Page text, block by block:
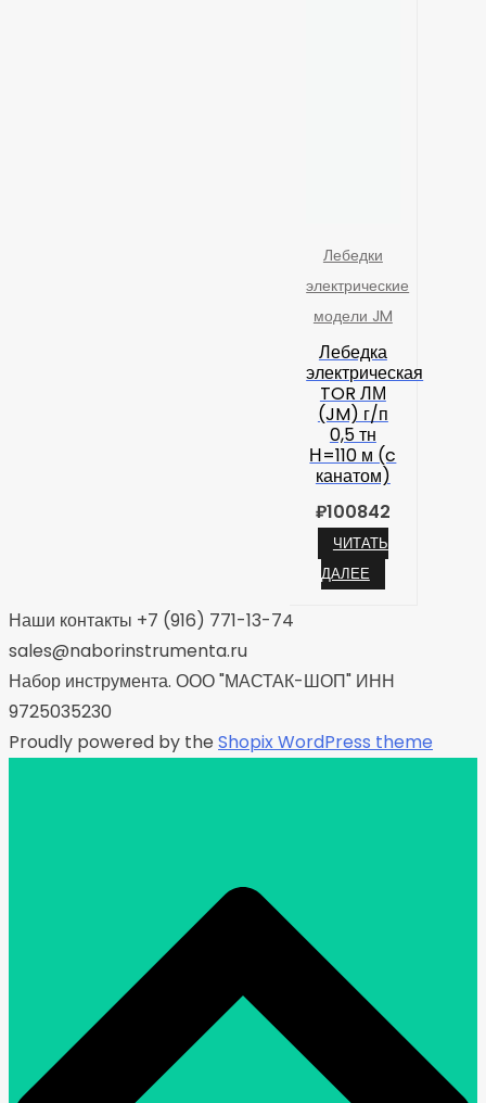
Лебедки
электрические
модели JM
Лебедка
электрическая
TOR ЛМ
(JM) г/п
0,5 тн
Н=110 м (c
канатом)
₽100842
ЧИТАТЬ
ДАЛЕЕ
Наши контакты +7 (916) 771-13-74
sales@naborinstrumenta.ru
Набор инструмента. ООО "МАСТАК-ШОП" ИНН
9725035230
Proudly powered by the Shopix WordPress theme